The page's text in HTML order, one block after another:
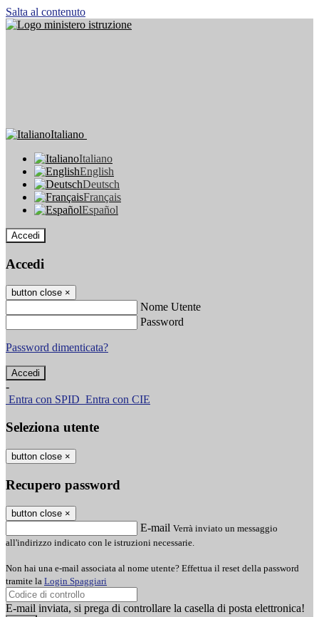
Salta al contenuto
Italiano
Italiano
English
Deutsch
Français
Español
Accedi
Accedi
button close ×
Nome Utente
Password
Password dimenticata?
-
Entra con SPID Entra con CIE
Seleziona utente
button close ×
Recupero password
button close ×
E-mail Verrà inviato un messaggio
all'indirizzo indicato con le istruzioni necessarie.
Non hai una e-mail associata al nome utente? Effettua il reset della password
tramite la Login Spaggiari
E-mail inviata, si prega di controllare la casella di posta elettronica!